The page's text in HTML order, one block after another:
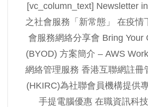
[vc_column_text] Newsletter
之社會服務「新常態」 在疫情
會服務網絡分享會 Bring Your
(BYOD) 方案簡介 – AWS
網絡管理服務 香港互聯網註冊
(HKIRC)為社聯會員機構提供
手提電腦優惠 在職資訊科